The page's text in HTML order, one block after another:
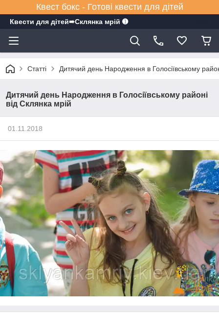
Квест бокс - Готові квести для дітей
Квести для дітей➠Склянка мрiй ➊
Статті Дитячий день Народження в Голосіївському
Дитячий день Народження в Голосіївському районі
від Склянка мрій
01.11.2018